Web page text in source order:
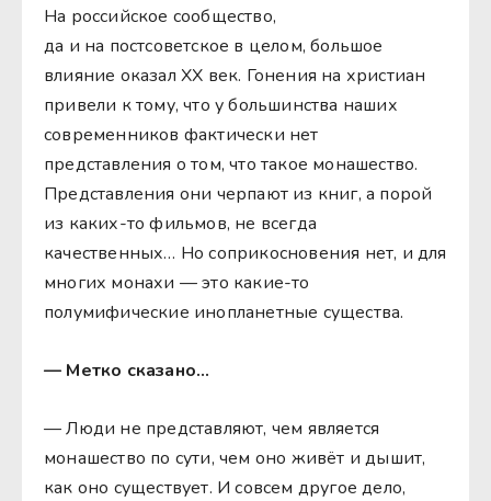
На российское сообщество,
да и на постсоветское в целом, большое
влияние оказал XX век. Гонения на христиан
привели к тому, что у большинства наших
современников фактически нет
представления о том, что такое монашество.
Представления они черпают из книг, а порой
из каких-то фильмов, не всегда
качественных… Но соприкосновения нет, и для
многих монахи — это какие-то
полумифические инопланетные существа.
— Метко сказано…
— Люди не представляют, чем является
монашество по сути, чем оно живёт и дышит,
как оно существует. И совсем другое дело,